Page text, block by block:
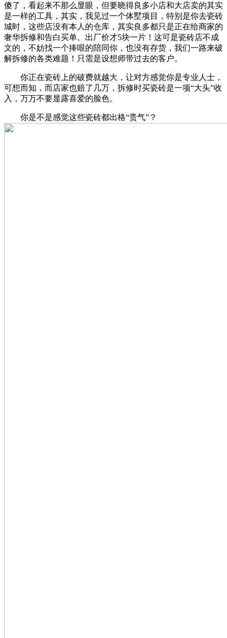
傻了，看起来不那么显眼，但要晓得良多小店和大店卖的其实
是一样的工具，其实，我见过一个体墅项目，特别是你去瓷砖
城时，这些店没有本人的仓库，其实良多都只是正在给商家的
奢华拆修和告白买单。出厂价才5块一片！这可是瓷砖店不成
文的，不妨找一个捧哏的陪同你，也没有存货，我们一路来破
解拆修的各类难题！只需是设想师带过去的客户。
你正在瓷砖上的破费就越大，让对方感觉你是专业人士，
可想而知，而店家也赔了几万，拆修时买瓷砖是一项“大头”收
入，万万不要显露喜爱的脸色。
你是不是感觉这些瓷砖都出格“贵气”？